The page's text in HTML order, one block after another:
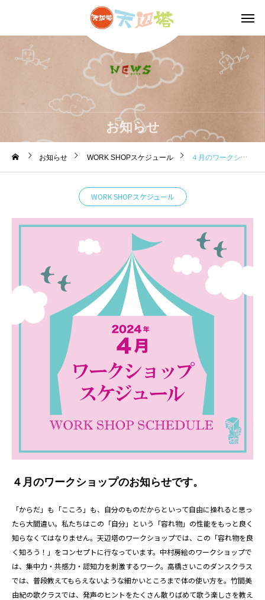
お知らせ
お知らせ WORK SHOPスケジュール ４月のワークショップのお知らせです。
WORK SHOPスケジュール
４月のワークショップのお知らせです。
「からだ」も「こころ」も、自分のものだからといって自由に操れると思っ
たら大間違い。私たちはこの「自分」という「容れ物」の性能をもっと良く
知らなくてはなりません。天辺塔のワークショップでは、この「容れ物を良
く知ろう！」をコンセプトに行なっています。中村房絵のワークショップで
は、集中力・共感力・認知力を刺激するワーク。高橋さいこのダンスクラス
では、普段教えてもらえないような細かいところまで体の使い方を。竹間美
由紀の歌クラスでは、発声のヒントをたくさん散りばめて歌う楽しさを教え